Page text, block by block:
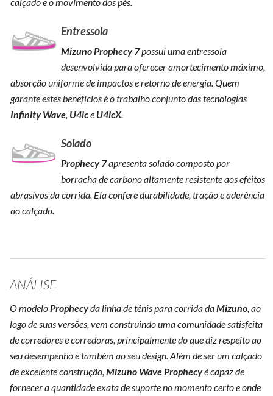
Entressola
Mizuno Prophecy 7possui uma entressola
desenvolvida para oferecer amortecimento máximo,
absorção uniforme de impactos e retorno de energia. Quem
garante estes benefícios é o trabalho conjunto das tecnologias
Infinity Wave, U4ice U4icX.
Solado
Prophecy 7apresenta solado composto por
borracha de carbono altamente resistente aos efeitos
abrasivos da corrida. Ela confere durabilidade, tração e aderência
ao calçado.
ANÁLISE
O modeloProphecyda linha de tênis para corrida daMizuno, ao
logo de suas versões, vem construindo uma comunidade satisfeita
de corredores e corredoras, principalmente do que diz respeito ao
seu desempenho e também ao seu design. Além de ser um calçado
de excelente construção,Mizuno Wave Prophecyé capaz de
fornecer a quantidade exata de suporte no momento certo e onde